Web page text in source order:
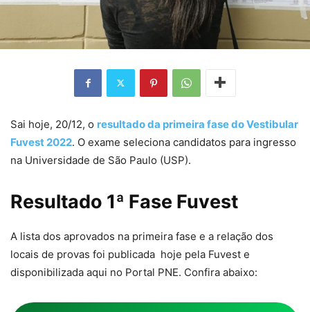
Sai hoje, 20/12, o resultado da primeira fase do Vestibular
Fuvest 2022. O exame seleciona candidatos para ingresso
na Universidade de São Paulo (USP).
Resultado 1ª Fase Fuvest
A lista dos aprovados na primeira fase e a relação dos
locais de provas foi publicada hoje pela Fuvest e
disponibilizada aqui no Portal PNE. Confira abaixo: